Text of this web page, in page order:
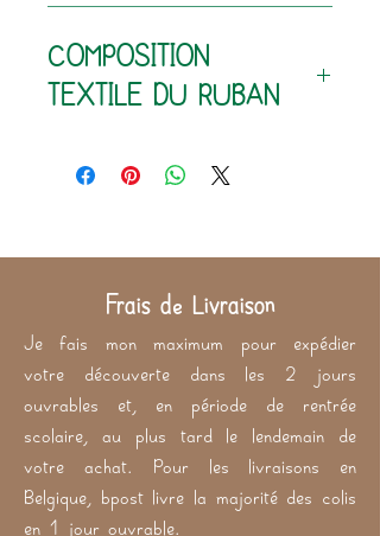
210 g/m²
COMPOSITION
TEXTILE DU RUBAN
60% polyester - 40% latex
Frais de Livraison
Je fais mon maximum pour expédier
votre découverte dans les 2 jours
ouvrables et, en période de rentrée
scolaire, au plus tard le lendemain de
votre achat. Pour les livraisons en
Belgique, bpost livre la majorité des colis
en 1 jour ouvrable.